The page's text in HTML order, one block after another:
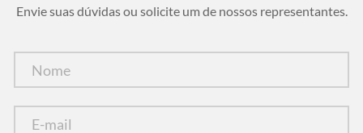
Envie suas dúvidas ou solicite um de nossos representantes.